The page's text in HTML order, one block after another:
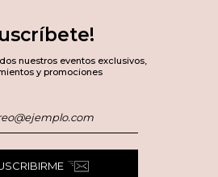
nuestros eventos exclusivos,
y promociones